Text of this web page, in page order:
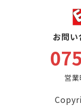
お問
営